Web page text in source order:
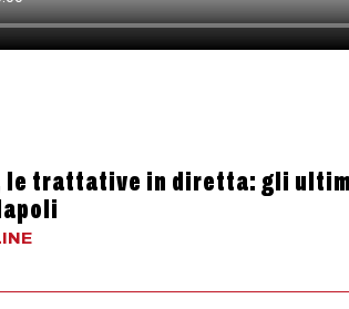
le trattative in diretta: gli